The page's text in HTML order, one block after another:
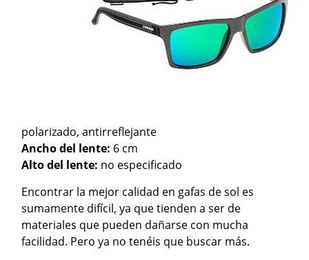
polarizado, antirreflejante
Ancho del lente: 6 cm
Alto del lente: no especificado
Encontrar la mejor calidad en gafas de sol es
sumamente difícil, ya que tienden a ser de
materiales que pueden dañarse con mucha
facilidad. Pero ya no tenéis que buscar más.